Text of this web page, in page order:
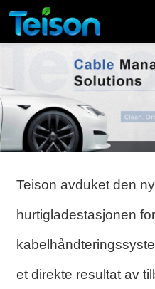
Teison avduket den
hurtigladestasjonen
et direkte resultat av